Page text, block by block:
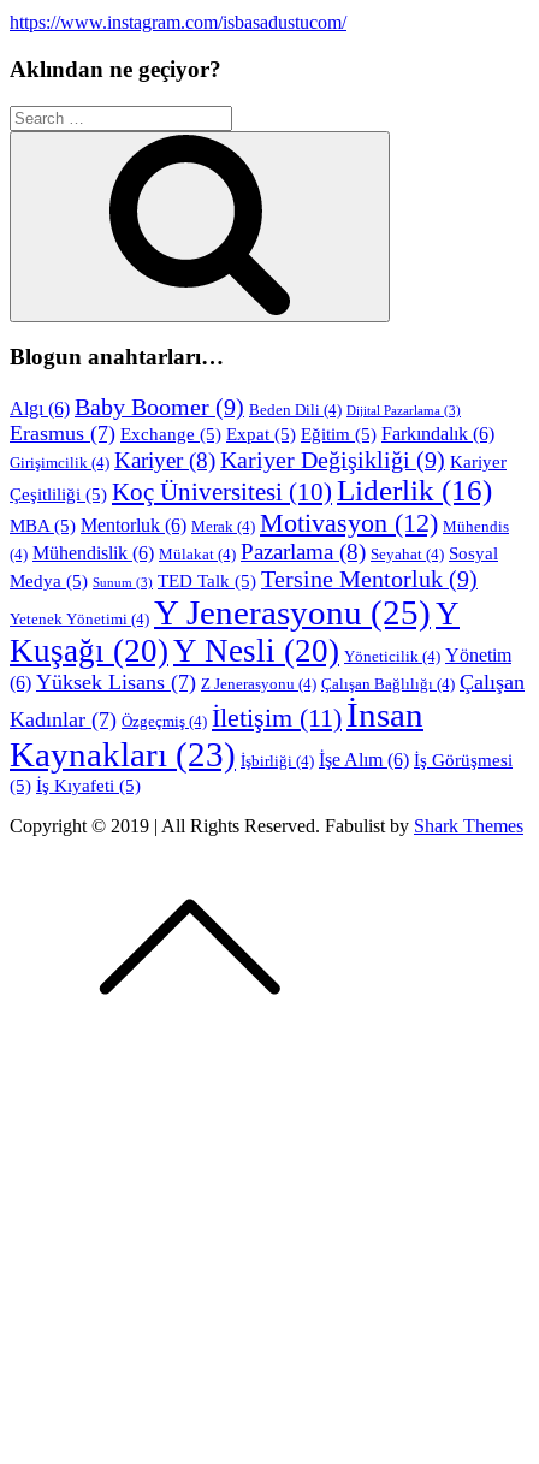
https://www.instagram.com/isbasadustucom/
Aklından ne geçiyor?
Search
for:
Blogun anahtarları…
Algı (6) Baby Boomer (9) Beden Dili (4) Dijital Pazarlama (3)
Erasmus (7) Exchange (5) Expat (5) Eğitim (5) Farkındalık (6)
Girişimcilik (4) Kariyer(8)Kariyer Değişikliği (9) Kariyer
Çeşitliliği (5) Koç Üniversitesi (10) Liderlik (16)
MBA (5) Mentorluk (6) Merak (4) Motivasyon (12) Mühendis
(4) Mühendislik (6) Mülakat (4) Pazarlama (8) Seyahat (4) Sosyal
Medya (5) Sunum (3) TED Talk (5) Tersine Mentorluk (9)
Yetenek Yönetimi (4) Y Jenerasyonu (25)Y
Kuşağı (20)Y Nesli (20) Yöneticilik (4) Yönetim
(6) Yüksek Lisans (7) Z Jenerasyonu (4) Çalışan Bağlılığı (4) Çalışan
Kadınlar (7) Özgeçmiş (4) İletişim (11) İnsan
Kaynakları (23) İşbirliği (4) İşe Alım (6) İş Görüşmesi
(5) İş Kıyafeti (5)
Copyright © 2019 | All Rights Reserved. Fabulist by Shark Themes